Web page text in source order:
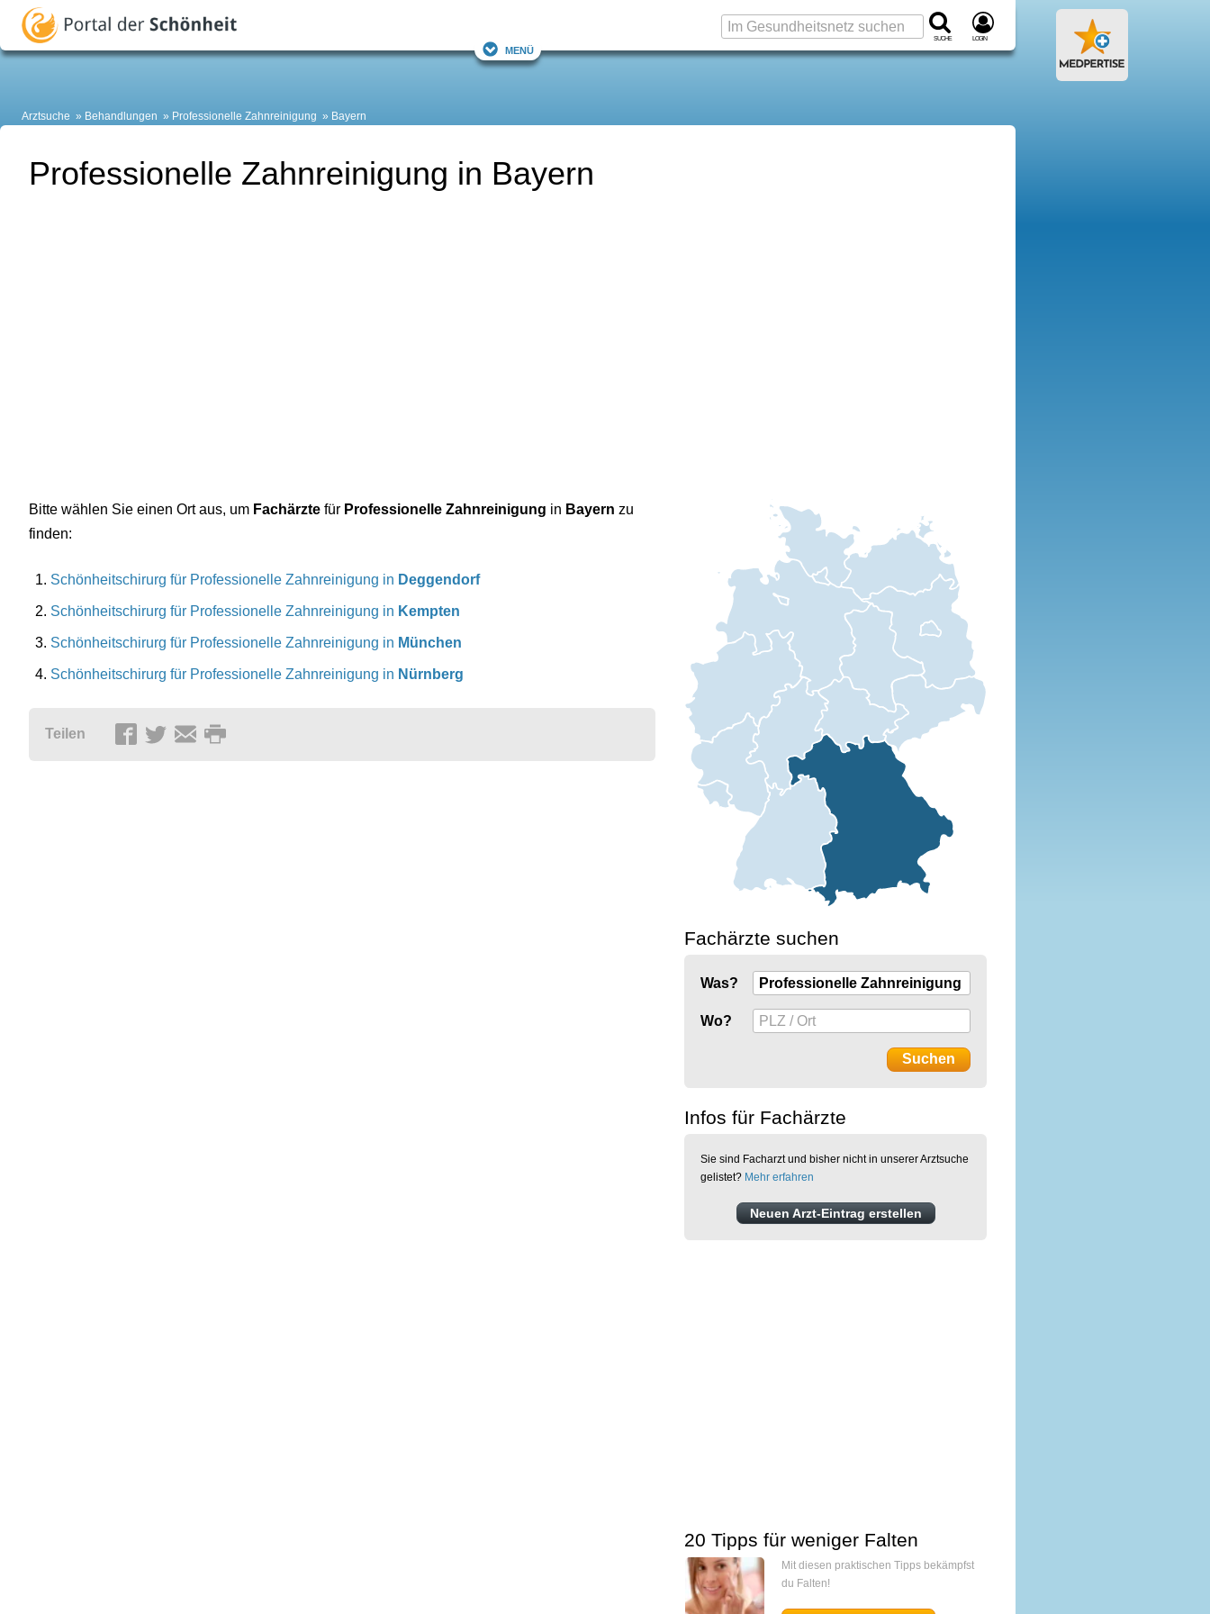
Suche Login
Menü
Arztsuche Behandlungen Professionelle Zahnreinigung Bayern
Professionelle Zahnreinigung in Bayern
Bitte wählen Sie einen Ort aus, um Fachärzte für Professionelle Zahnreinigung in Bayern zu
finden:
Schönheitschirurg für Professionelle Zahnreinigung in Deggendorf
Schönheitschirurg für Professionelle Zahnreinigung in Kempten
Schönheitschirurg für Professionelle Zahnreinigung in München
Schönheitschirurg für Professionelle Zahnreinigung in Nürnberg
Teilen
Fachärzte suchen
Was?
Wo?
Infos für Fachärzte
Sie sind Facharzt und bisher nicht in unserer Arztsuche
gelistet? Mehr erfahren
Neuen Arzt-Eintrag erstellen
20 Tipps für weniger Falten
Mit diesen praktischen Tipps bekämpfst
du Falten!